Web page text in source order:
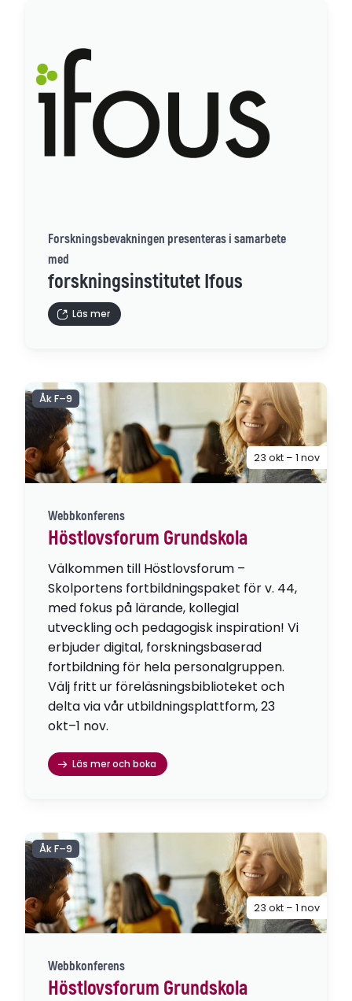
Forskningsbevakningen presenteras i samarbete
med
forskningsinstitutet Ifous
Läs mer
Webbkonferens
Höstlovsforum Grundskola
Välkommen till Höstlovsforum –
Skolportens fortbildningspaket för v. 44,
med fokus på lärande, kollegial
utveckling och pedagogisk inspiration! Vi
erbjuder digital, forskningsbaserad
fortbildning för hela personalgruppen.
Välj fritt ur föreläsningsbiblioteket och
delta via vår utbildningsplattform, 23
okt–1 nov.
Läs mer och boka
Åk F–9
23 okt – 1 nov
Webbkonferens
Höstlovsforum Grundskola
Åk F–9
23 okt – 1 nov